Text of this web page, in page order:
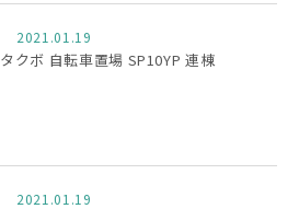
2021.01.19
タクボ 自転車置場 SP10YP 連棟
2021.01.19